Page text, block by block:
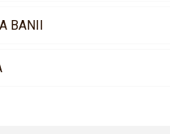
BANII